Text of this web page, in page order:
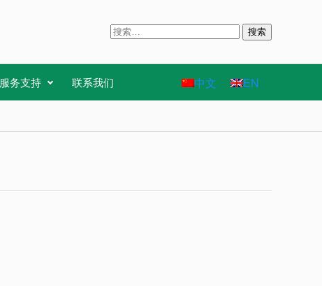
搜
服务支持 联系我们 中文 EN